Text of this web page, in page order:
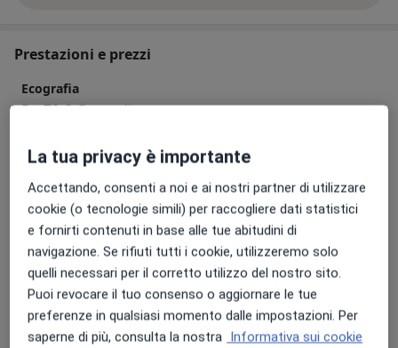
Prestazioni e prezzi
Ecografia
Da 70 € Dettagli
Ecografia addome completo
Da 70 € Dettagli
Ecografia addome inferiore
Da 70 € Dettagli
Ecografia addome superiore
Da 70 € Dettagli
La tua privacy è importante
Accettando, consenti a noi e ai nostri partner di utilizzare
cookie (o tecnologie simili) per raccogliere dati statistici
e fornirti contenuti in base alle tue abitudini di
navigazione. Se rifiuti tutti i cookie, utilizzeremo solo
quelli necessari per il corretto utilizzo del nostro sito.
Puoi revocare il tuo consenso o aggiornare le tue
preferenze in qualsiasi momento dalle impostazioni. Per
saperne di più, consulta la nostra Informativa sui cookie